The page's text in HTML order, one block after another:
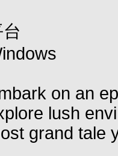
on an
lush
grand tale